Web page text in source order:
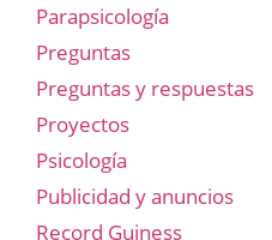
Parapsicología
Preguntas
Preguntas y respuestas
Proyectos
Psicología
Publicidad y anuncios
Record Guiness